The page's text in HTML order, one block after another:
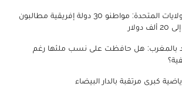
تأشيرة الدخول للولايات المتحدة: مواطنو 30 دولة إفريقية مطالبون
بالمغرب: هل حافظت على نسب ملئها رغم
كبرى مرتقبة بالدار البيضاء